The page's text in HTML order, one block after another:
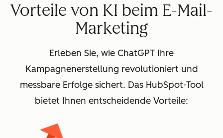
Vorteile von KI beim E-Mail-
Marketing
Erleben Sie, wie ChatGPT Ihre
Kampagnenerstellung revolutioniert und
messbare Erfolge sichert. Das HubSpot-Tool
bietet Ihnen entscheidende Vorteile: